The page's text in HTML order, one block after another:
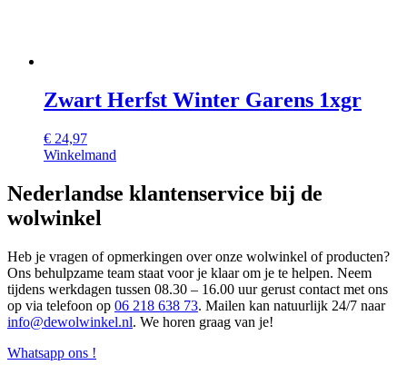
Zwart Herfst Winter Garens 1xgr
€ 24,97
Winkelmand
Nederlandse klantenservice bij de
wolwinkel
Heb je vragen of opmerkingen over onze wolwinkel of producten?
Ons behulpzame team staat voor je klaar om je te helpen. Neem
tijdens werkdagen tussen 08.30 – 16.00 uur gerust contact met ons
op via telefoon op 06 218 638 73. Mailen kan natuurlijk 24/7 naar
info@dewolwinkel.nl. We horen graag van je!
Whatsapp ons !